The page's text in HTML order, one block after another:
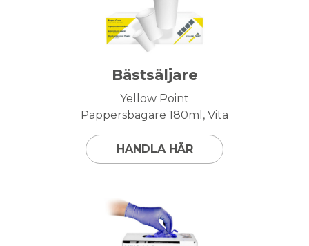
Bästsäljare
Yellow Point
Pappersbägare 180ml, Vita
HANDLA HÄR